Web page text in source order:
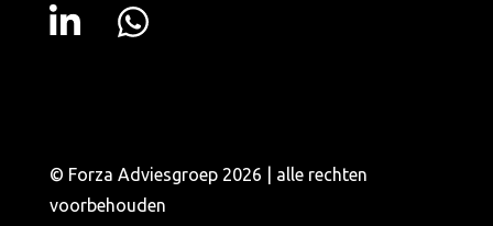
© Forza Adviesgroep 2026 | alle rechten
voorbehouden